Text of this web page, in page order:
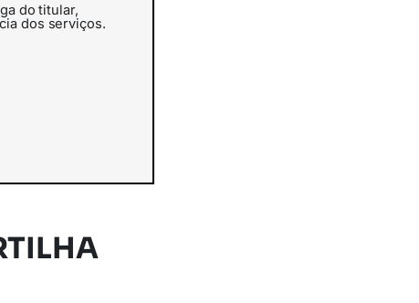
do titular,
dos serviços.